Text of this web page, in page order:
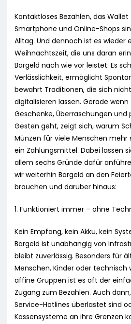
Kontaktloses Bezahlen, das
Smartphone und Online-Shops
Alltag. Und dennoch ist es wieder
Weihnachtszeit, die uns daran
Bargeld nach wie vor leistet: Es
Verlässlichkeit, ermöglicht
bewahrt Traditionen, die sich
digitalisieren lassen. Gerade wenn
Geschenke, Überraschungen und
Gesten geht, zeigt sich, warum
Münzen für viele Menschen mehr
ein Zahlungsmittel. Dabei lassen
allem sechs Gründe dafür
wir weiterhin Bargeld an den
brauchen und darüber hinaus:
1. Funktioniert immer – ohne
Kein Empfang, kein Akku, kein
Bargeld ist unabhängig von
bleibt zuverlässig. Besonders für
Menschen, Kinder oder technisch
affine Gruppen ist es oft der
Zugang zum Bezahlen. Auch
Service-Hotlines überlastet sind
Kassensysteme an ihre Grenzen